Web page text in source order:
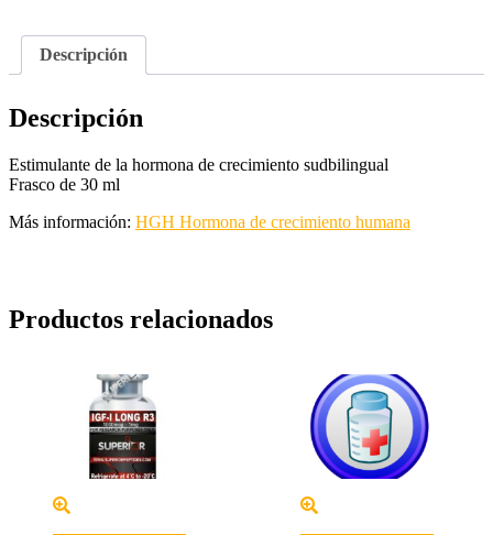
Descripción
Descripción
Estimulante de la hormona de crecimiento sudbilingual
Frasco de 30 ml
Más información: HGH Hormona de crecimiento humana
Productos relacionados